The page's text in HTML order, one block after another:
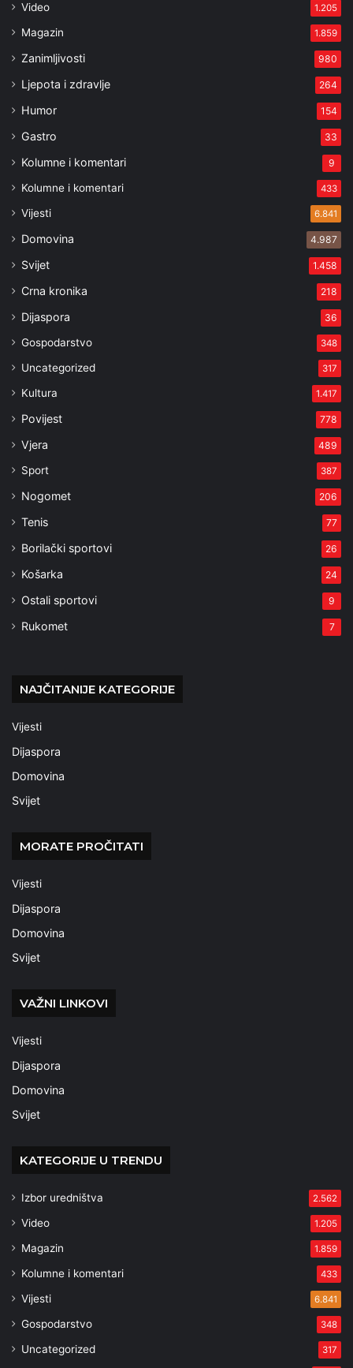
Video 1.205
Magazin 1.859
Zanimljivosti 980
Ljepota i zdravlje 264
Humor 154
Gastro 33
Kolumne i komentari 9
Kolumne i komentari 433
Vijesti 6.841
Domovina 4.987
Svijet 1.458
Crna kronika 218
Dijaspora 36
Gospodarstvo 348
Uncategorized 317
Kultura 1.417
Povijest 778
Vjera 489
Sport 387
Nogomet 206
Tenis 77
Borilački sportovi 26
Košarka 24
Ostali sportovi 9
Rukomet 7
NAJČITANIJE KATEGORIJE
Vijesti
Dijaspora
Domovina
Svijet
MORATE PROČITATI
Vijesti
Dijaspora
Domovina
Svijet
VAŽNI LINKOVI
Vijesti
Dijaspora
Domovina
Svijet
KATEGORIJE U TRENDU
Izbor uredništva 2.562
Video 1.205
Magazin 1.859
Kolumne i komentari 433
Vijesti 6.841
Gospodarstvo 348
Uncategorized 317